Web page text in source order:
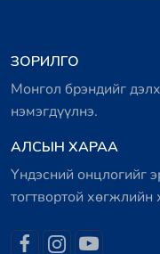
ЗОРИЛГО
Монгол брэндийг
нэмэгдүүлнэ.
АЛСЫН ХАРАА
Үндэсний онцлогийг
тогтвортой хөгжлийн